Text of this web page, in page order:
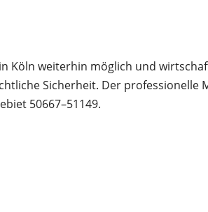
Köln weiterhin möglich und
Sicherheit. Der professionelle
50667–51149.